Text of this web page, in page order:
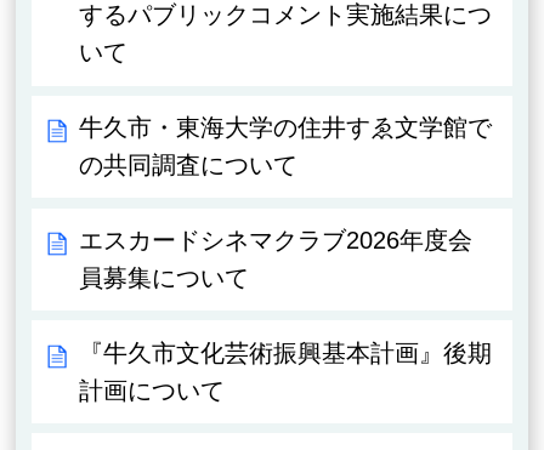
するパブリックコメント実施結果につ
いて
牛久市・東海大学の住井すゑ文学館で
の共同調査について
エスカードシネマクラブ2026年度会
員募集について
『牛久市文化芸術振興基本計画』後期
計画について